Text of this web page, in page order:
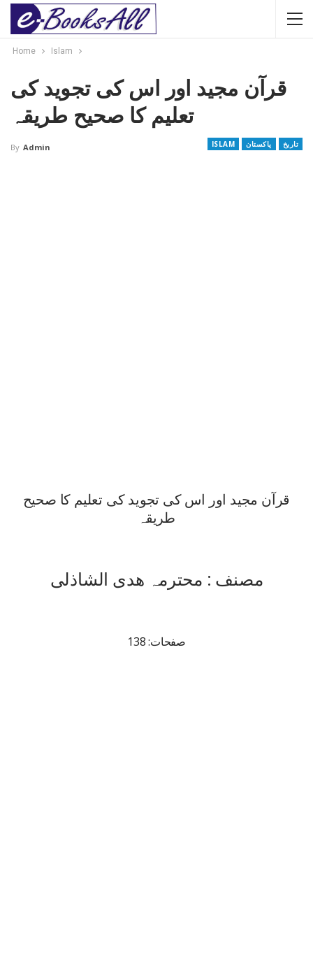
Home Islam
قرآن مجید اور اس کی تجوید کی
تعلیم کا صحیح طریقہ
ISLAM پاکستان تاریخ By Admin
قرآن مجید اور اس کی تجوید کی تعلیم کا صحیح
طریقہ
مصنف : محترمہ ھدی الشاذلی
صفحات: 138